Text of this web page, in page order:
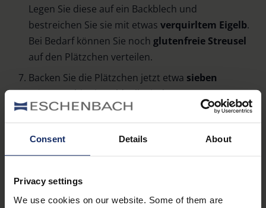
Consent Details About
Privacy settings
We use cookies on our website. Some of them are
Legen Sie diese auf ein Backblech und
bestreichen Sie sie mit etwas verquirltem Eigelb.
Bei Bedarf können Sie noch glutenfreie Streusel
auf den Plätzchen verteilen.
Backen Sie die Plätzchen jetzt etwa sieben
Minuten, bis sie goldgelb sind.
Lassen Sie die Plätzchen